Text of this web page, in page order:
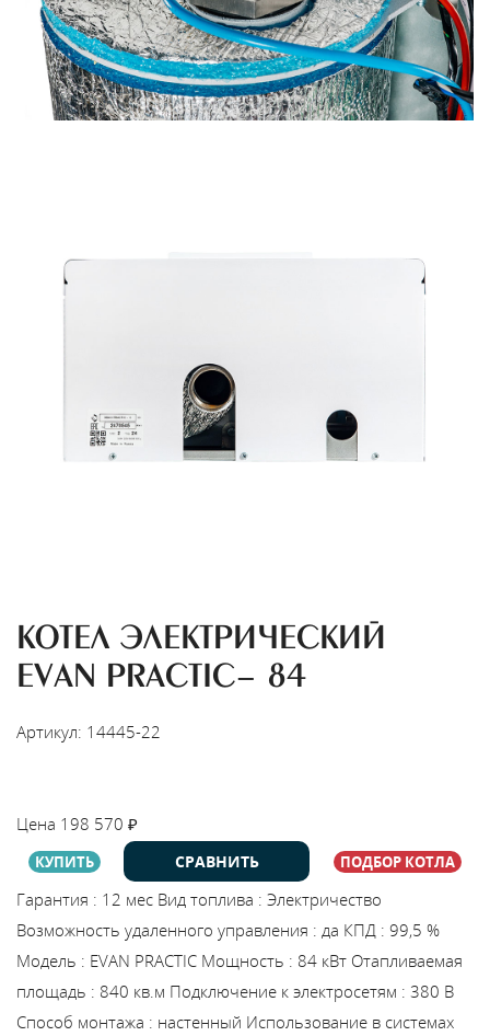
КОТЕЛ ЭЛЕКТРИЧЕСКИЙ
EVAN PRACTIC- 84
Артикул: 14445-22
Цена 198 570 ₽
КУПИТЬ СРАВНИТЬ ПОДБОР КОТЛА
Гарантия : 12 мес Вид топлива : Электричество
Возможность удаленного управления : да КПД : 99,5 %
Модель : EVAN PRACTIC Мощность : 84 кВт Отапливаемая
площадь : 840 кв.м Подключение к электросетям : 380 В
Способ монтажа : настенный Использование в системах